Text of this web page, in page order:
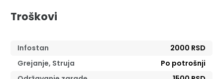
Troškovi
Infostan
2000 RSD
Grejanje, Struja
Po potrošnji